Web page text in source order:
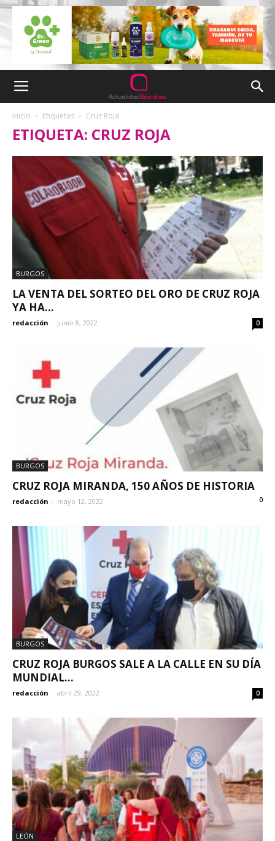
Inicio Etiquetas Cruz Roja
ETIQUETA: CRUZ ROJA
BURGOS
LA VENTA DEL SORTEO DEL ORO DE CRUZ ROJA
YA HA...
redacción - junio 8, 2022 0
BURGOS
CRUZ ROJA MIRANDA, 150 AÑOS DE HISTORIA
redacción - mayo 12, 2022 0
BURGOS
CRUZ ROJA BURGOS SALE A LA CALLE EN SU DÍA
MUNDIAL...
redacción - abril 29, 2022 0
LEÓN